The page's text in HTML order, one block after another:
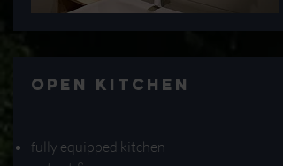
Open kitchen
fully equipped kitchen